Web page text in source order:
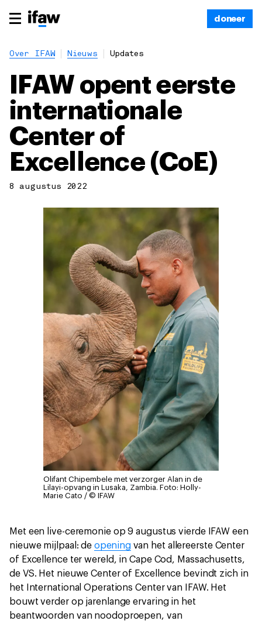
doneer
Over IFAW Nieuws Updates
IFAW opent eerste
internationale
Center of
Excellence (CoE)
8 augustus 2022
Olifant Chipembele met verzorger Alan in de
Lilayi-opvang in Lusaka, Zambia. Foto: Holly-
Marie Cato / © IFAW
Met een live-ceremonie op 9 augustus vierde IFAW een
nieuwe mijlpaal: de openingvan het allereerste Center
of Excellence ter wereld, in Cape Cod, Massachusetts,
de VS. Het nieuwe Center of Excellence bevindt zich in
het International Operations Center van IFAW. Het
bouwt verder op jarenlange ervaring in het
beantwoorden van noodoproepen, van